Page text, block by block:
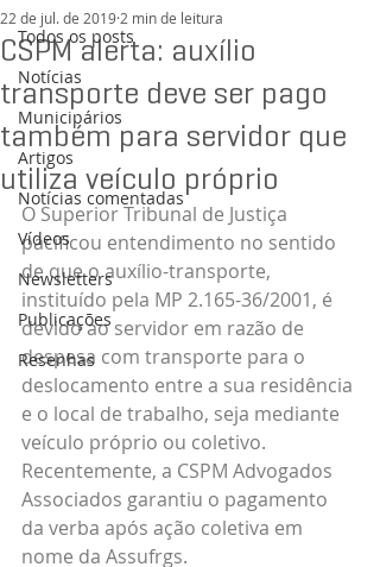
Todos os posts
Notícias
Municipários
Artigos
Notícias comentadas
Vídeos
Newsletters
Publicações
Resenhas
CSPM alerta: auxílio
transporte deve ser pago
também para servidor que
utiliza veículo próprio
22 de jul. de 2019 2 min de leitura
O Superior Tribunal de Justiça
pacificou entendimento no sentido
de que o auxílio-transporte,
instituído pela MP 2.165-36/2001, é
devido ao servidor em razão de
despesa com transporte para o
deslocamento entre a sua residência
e o local de trabalho, seja mediante
veículo próprio ou coletivo.
Recentemente, a CSPM Advogados
Associados garantiu o pagamento
da verba após ação coletiva em
nome da Assufrgs.